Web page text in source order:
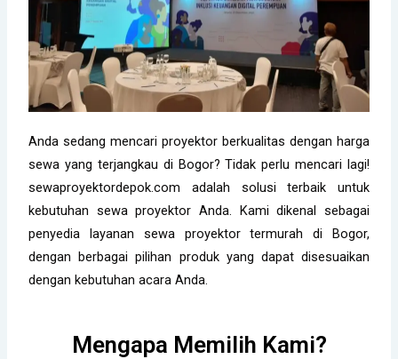
Anda sedang mencari proyektor berkualitas dengan harga
sewa yang terjangkau di Bogor? Tidak perlu mencari lagi!
sewaproyektordepok.com adalah solusi terbaik untuk
kebutuhan sewa proyektor Anda. Kami dikenal sebagai
penyedia layanan sewa proyektor termurah di Bogor,
dengan berbagai pilihan produk yang dapat disesuaikan
dengan kebutuhan acara Anda.
Mengapa Memilih Kami?